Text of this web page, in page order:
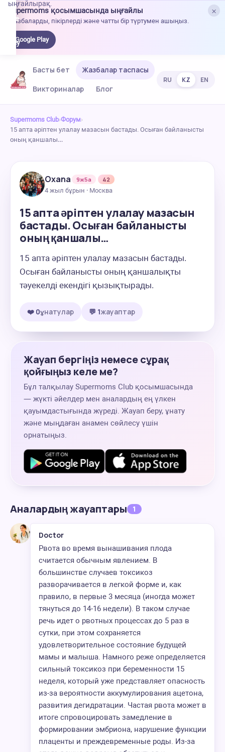
×
Supermoms қосымшасында ыңғайлы
Жазбаларды, пікірлерді және чатты бір түртумен ашыңыз.
Google Play
ыңғайлырақ.
Басты бет
Жазбалар таспасы
Викториналар
Блог
RU KZ EN
Supermoms Club›Форум›
15 апта әріптен улалау мазасын бастады. Осыған байланысты
оның қаншалы…
Oxana 9ж5а
42
4 жыл бұрын · Москва
15 апта әріптен улалау мазасын
бастады. Осыған байланысты
оның қаншалы…
15 апта әріптен улалау мазасын бастады.
Осыған байланысты оның қаншалықты
тәуекелді екендігі қызықтырады.
❤️ 0ұнатулар 💬 1жауаптар
Жауап бергіңіз немесе сұрақ
қойғыңыз келе ме?
Бұл талқылау Supermoms Club қосымшасында
— жүкті әйелдер мен аналардың ең үлкен
қауымдастығында жүреді. Жауап беру, ұнату
және мыңдаған анамен сөйлесу үшін
орнатыңыз.
Аналардың жауаптары 1
Doctor
Рвота во время вынашивания плода
считается обычным явлением. В
большинстве случаев токсикоз
разворачивается в легкой форме и, как
правило, в первые 3 месяца (иногда может
тянуться до 14-16 недели). В таком случае
речь идет о рвотных процессах до 5 раз в
сутки, при этом сохраняется
удовлетворительное состояние будущей
мамы и малыша. Намного реже определяется
сильный токсикоз при беременности 15
неделя, который уже представляет опасность
из-за вероятности аккумулирования ацетона,
развития дегидратации. Частая рвота может в
итоге спровоцировать замедление в
формировании эмбриона, нарушение функции
плаценты и преждевременные роды. Из-за